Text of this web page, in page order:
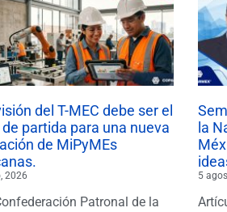
del T-MEC debe ser el
partida para una nueva
de MiPyMEs
2026
Patronal de la
la
5